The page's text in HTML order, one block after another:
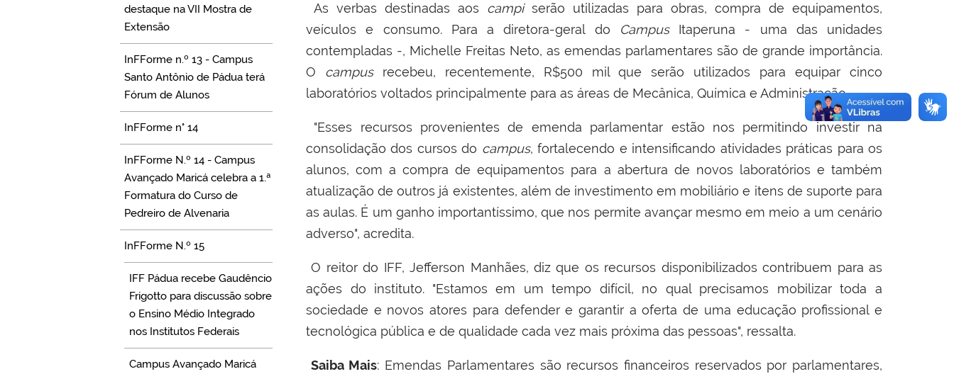
destaque na VII Mostra de
Extensão
InFForme n.º 13 - Campus
Santo Antônio de Pádua terá
Fórum de Alunos
InFForme n° 14
InFForme N.º 14 - Campus
Avançado Maricá celebra a 1.ª
Formatura do Curso de
Pedreiro de Alvenaria
InFForme N.º 15
IFF Pádua recebe Gaudêncio
Frigotto para discussão sobre
o Ensino Médio Integrado
nos Institutos Federais
Campus Avançado Maricá
As verbas destinadas aos campiserão utilizadas para obras, compra de equipamentos,
veículos e consumo. Para a diretora-geral do CampusItaperuna - uma das unidades
contempladas -, Michelle Freitas Neto, as emendas parlamentares são de grande importância.
O campusrecebeu, recentemente, R$500 mil que serão utilizados para equipar cinco
laboratórios voltados principalmente para as áreas de Mecânica, Química e Administração.
"Esses recursos provenientes de emenda parlamentar estão nos permitindo investir na
consolidação dos cursos do campus, fortalecendo e intensificando atividades práticas para os
alunos, com a compra de equipamentos para a abertura de novos laboratórios e também
atualização de outros já existentes, além de investimento em mobiliário e itens de suporte para
as aulas. É um ganho importantíssimo, que nos permite avançar mesmo em meio a um cenário
adverso", acredita.
O reitor do IFF, Jefferson Manhães, diz que os recursos disponibilizados contribuem para as
ações do instituto. "Estamos em um tempo difícil, no qual precisamos mobilizar toda a
sociedade e novos atores para defender e garantir a oferta de uma educação profissional e
tecnológica pública e de qualidade cada vez mais próxima das pessoas", ressalta.
Saiba Mais: Emendas Parlamentares são recursos financeiros reservados por parlamentares,